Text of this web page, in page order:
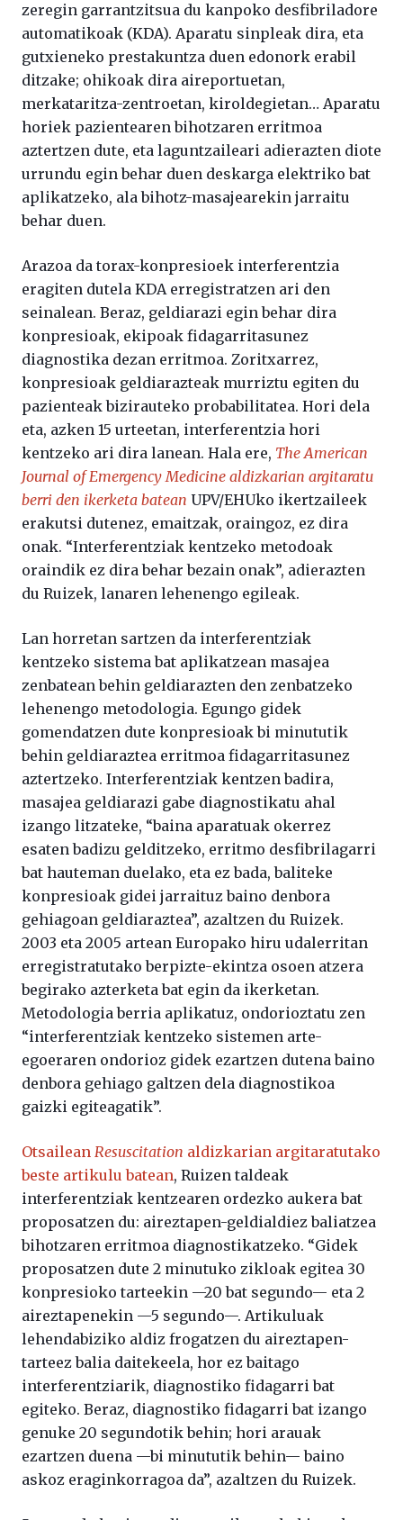
zeregin garrantzitsua du kanpoko desfibriladore
automatikoak (KDA). Aparatu sinpleak dira, eta
gutxieneko prestakuntza duen edonork erabil
ditzake; ohikoak dira aireportuetan,
merkataritza-zentroetan, kiroldegietan… Aparatu
horiek pazientearen bihotzaren erritmoa
aztertzen dute, eta laguntzaileari adierazten diote
urrundu egin behar duen deskarga elektriko bat
aplikatzeko, ala bihotz-masajearekin jarraitu
behar duen.
Arazoa da torax-konpresioek interferentzia
eragiten dutela KDA erregistratzen ari den
seinalean. Beraz, geldiarazi egin behar dira
konpresioak, ekipoak fidagarritasunez
diagnostika dezan erritmoa. Zoritxarrez,
konpresioak geldiarazteak murriztu egiten du
pazienteak bizirauteko probabilitatea. Hori dela
eta, azken 15 urteetan, interferentzia hori
kentzeko ari dira lanean. Hala ere, The American
Journal of Emergency Medicine aldizkarian argitaratu
berri den ikerketa batean UPV/EHUko ikertzaileek
erakutsi dutenez, emaitzak, oraingoz, ez dira
onak. “Interferentziak kentzeko metodoak
oraindik ez dira behar bezain onak”, adierazten
du Ruizek, lanaren lehenengo egileak.
Lan horretan sartzen da interferentziak
kentzeko sistema bat aplikatzean masajea
zenbatean behin geldiarazten den zenbatzeko
lehenengo metodologia. Egungo gidek
gomendatzen dute konpresioak bi minututik
behin geldiaraztea erritmoa fidagarritasunez
aztertzeko. Interferentziak kentzen badira,
masajea geldiarazi gabe diagnostikatu ahal
izango litzateke, “baina aparatuak okerrez
esaten badizu gelditzeko, erritmo desfibrilagarri
bat hauteman duelako, eta ez bada, baliteke
konpresioak gidei jarraituz baino denbora
gehiagoan geldiaraztea”, azaltzen du Ruizek.
2003 eta 2005 artean Europako hiru udalerritan
erregistratutako berpizte-ekintza osoen atzera
begirako azterketa bat egin da ikerketan.
Metodologia berria aplikatuz, ondorioztatu zen
“interferentziak kentzeko sistemen arte-
egoeraren ondorioz gidek ezartzen dutena baino
denbora gehiago galtzen dela diagnostikoa
gaizki egiteagatik”.
Otsailean Resuscitation aldizkarian argitaratutako
beste artikulu batean, Ruizen taldeak
interferentziak kentzearen ordezko aukera bat
proposatzen du: aireztapen-geldialdiez baliatzea
bihotzaren erritmoa diagnostikatzeko. “Gidek
proposatzen dute 2 minutuko zikloak egitea 30
konpresioko tarteekin —20 bat segundo— eta 2
aireztapenekin —5 segundo—. Artikuluak
lehendabiziko aldiz frogatzen du aireztapen-
tarteez balia daitekeela, hor ez baitago
interferentziarik, diagnostiko fidagarri bat
egiteko. Beraz, diagnostiko fidagarri bat izango
genuke 20 segundotik behin; hori arauak
ezartzen duena —bi minututik behin— baino
askoz eraginkorragoa da”, azaltzen du Ruizek.